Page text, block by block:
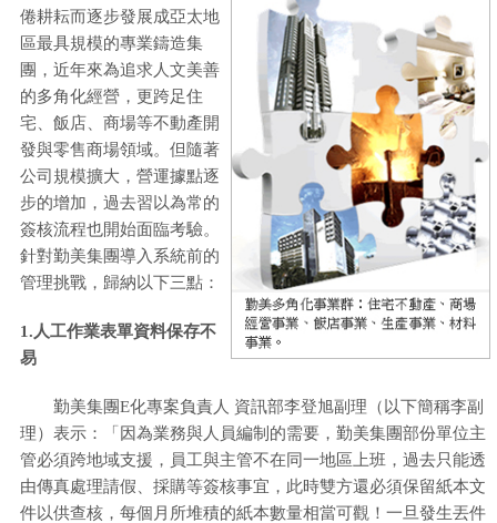
倦耕耘而逐步發展成亞太地
區最具規模的專業鑄造集
團，近年來為追求人文美善
的多角化經營，更跨足住
宅、飯店、商場等不動產開
發與零售商場領域。但隨著
公司規模擴大，營運據點逐
步的增加，過去習以為常的
簽核流程也開始面臨考驗。
針對勤美集團導入系統前的
管理挑戰，歸納以下三點：
1.人工作業表單資料保存不
易
勤美集團E化專案負責人 資訊部李登旭副理（以下簡稱李副
理）表示：「因為業務與人員編制的需要，勤美集團部份單位主
管必須跨地域支援，員工與主管不在同一地區上班，過去只能透
由傳真處理請假、採購等簽核事宜，此時雙方還必須保留紙本文
件以供查核，每個月所堆積的紙本數量相當可觀！一旦發生丟件